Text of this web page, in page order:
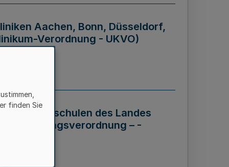
Aachen, Bonn, Düsseldorf,
Verordnung - UKVO)
der Hochschulen des Landes
– -
finden Sie